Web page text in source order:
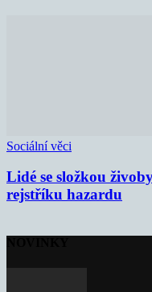
Sociální věci
Lidé se složkou
rejstříku hazardu